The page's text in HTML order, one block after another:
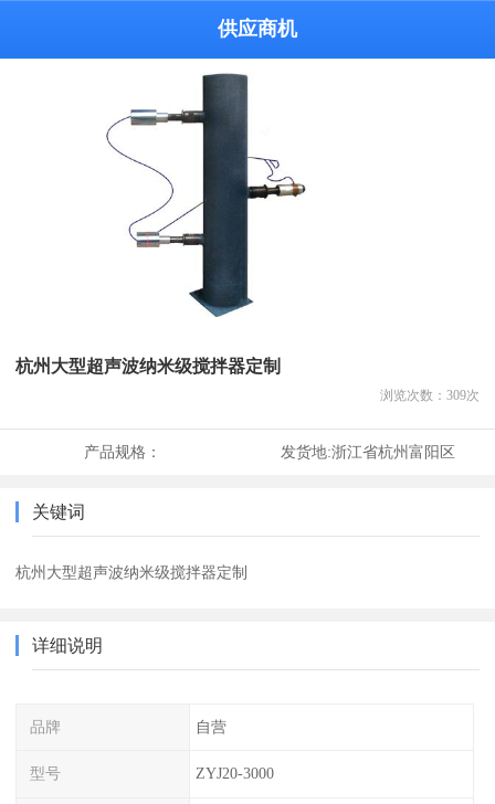
供应商机
杭州大型超声波纳米级搅拌器定制
浏览次数： 309次
产品规格： 发货地:浙江省杭州富阳区
关键词
杭州大型超声波纳米级搅拌器定制
详细说明
品牌 自营
型号 ZYJ20-3000